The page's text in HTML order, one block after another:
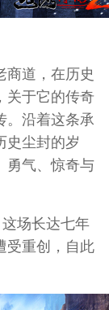
道，在历史
关于它的传奇
。沿着这条承
史尘封的岁
勇气、惊奇与
场长达七年
受重创，自此